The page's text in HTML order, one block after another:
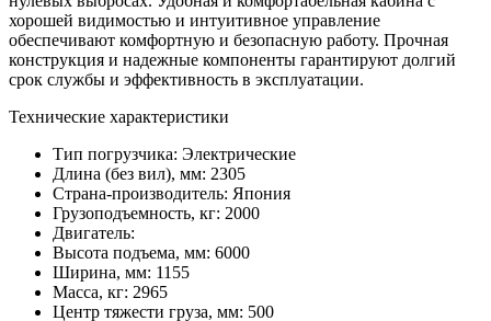
хорошей видимостью и интуитивное управление
обеспечивают комфортную и безопасную работу. Прочная
конструкция и надежные компоненты гарантируют долгий
срок службы и эффективность в эксплуатации.
Технические характеристики
Тип погрузчика: Электрические
Длина (без вил), мм: 2305
Страна-производитель: Япония
Грузоподъемность, кг: 2000
Двигатель:
Высота подъема, мм: 6000
Ширина, мм: 1155
Масса, кг: 2965
Центр тяжести груза, мм: 500